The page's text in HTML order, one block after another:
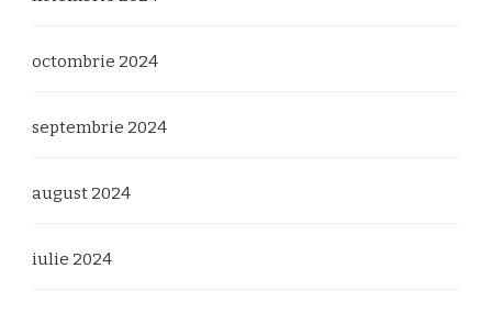
octombrie 2024
septembrie 2024
august 2024
iulie 2024